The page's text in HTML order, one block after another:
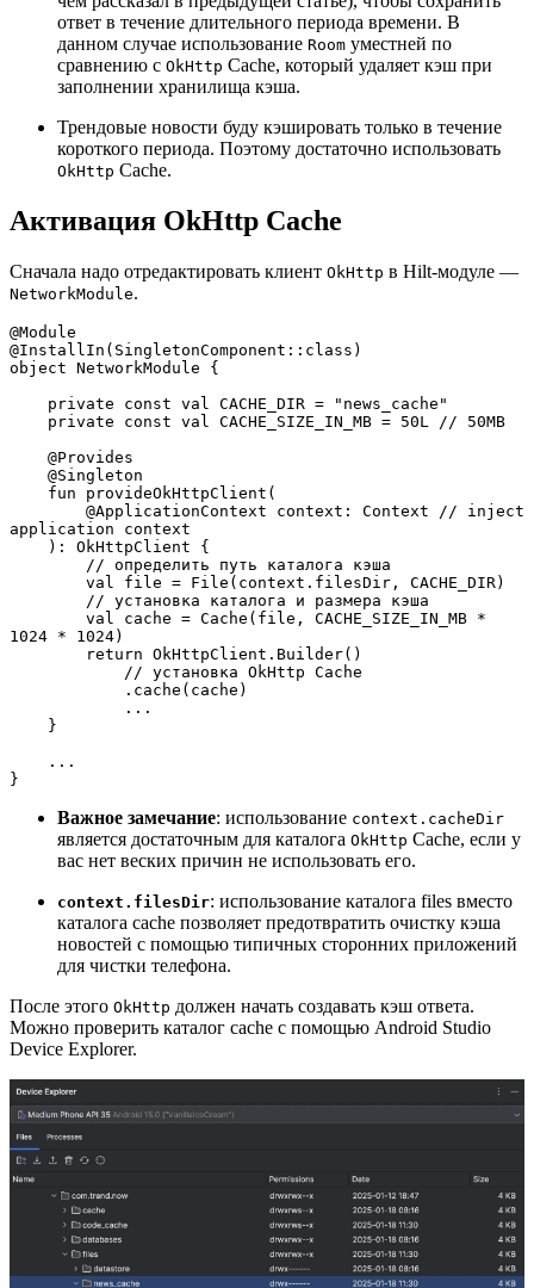
ответ в течение длительного периода времени. В
данном случае использование Room уместней по
сравнению с OkHttp Cache, который удаляет кэш при
заполнении хранилища кэша.
Трендовые новости буду кэшировать только в течение
короткого периода. Поэтому достаточно использовать
OkHttp Cache.
Активация OkHttp Cache
Сначала надо отредактировать клиент OkHttp в Hilt-модуле —
NetworkModule.
@Module
@InstallIn(SingletonComponent::class)
object NetworkModule {
    private const val CACHE_DIR = "news_cache"
    private const val CACHE_SIZE_IN_MB = 50L // 50MB
    @Provides
    @Singleton
    fun provideOkHttpClient(
application context
    ): OkHttpClient {
        // определить путь каталога кэша
        val file = File(context.filesDir, CACHE_DIR)
        // установка каталога и размера кэша
1024 * 1024)
        return OkHttpClient.Builder()
            // установка OkHttp Cache
            .cache(cache)
            ...
    }
    ...
}
Важное замечание: использование context.cacheDir
является достаточным для каталога OkHttp Cache, если у
вас нет веских причин не использовать его.
context.filesDir: использование каталога files вместо
каталога cache позволяет предотвратить очистку кэша
новостей с помощью типичных сторонних приложений
для чистки телефона.
После этого OkHttp должен начать создавать кэш ответа.
Можно проверить каталог cache с помощью Android Studio
Device Explorer.